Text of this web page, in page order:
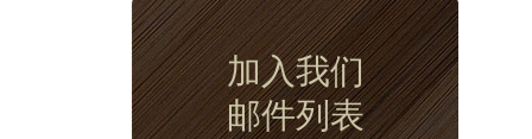
加入我们
邮件列表